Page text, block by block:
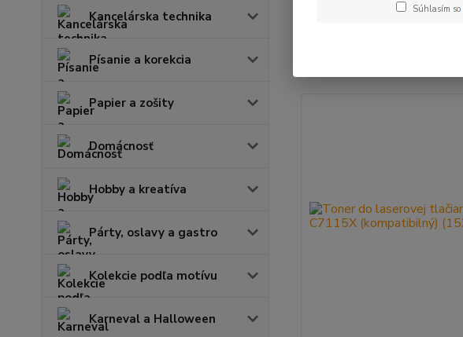
Kancelárska technika
Písanie a korekcia
Papier a zošity
Domácnosť
Hobby a kreatíva
Párty, oslavy a gastro
Kolekcie podľa motívu
Karneval a Halloween
Súhlasím so